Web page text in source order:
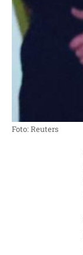
Foto: Reuters